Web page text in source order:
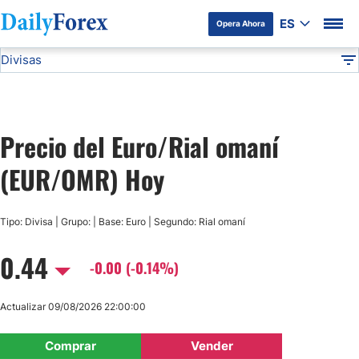
Opera Ahora ES
Divulgación del Anunciante
Divisas
USD/JPY
GBP/USD
AUD/USD
Precio del Euro/Rial omaní
(EUR/OMR) Hoy
Tipo: Divisa | Grupo: | Base: Euro | Segundo: Rial omaní
0.44 -0.00 (-0.14%)
Comprar Vender
Actualizar 09/08/2026 22:00:00